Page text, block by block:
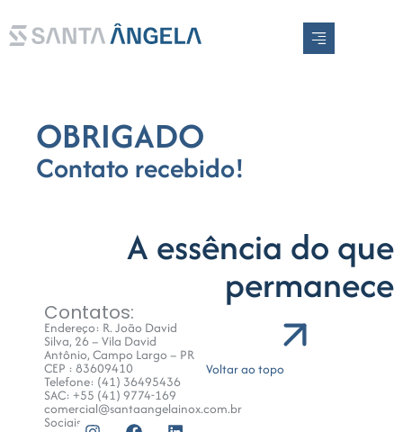
OBRIGADO
Contato recebido!
A essência do que
permanece
Contatos:
Endereço: R. João David
Silva, 26 – Vila David
Antônio, Campo Largo – PR
CEP : 83609410
Telefone: (41) 36495436
SAC: +55 (41) 9774-169
comercial@santaangelainox.com.br
Sociais:
Voltar ao topo